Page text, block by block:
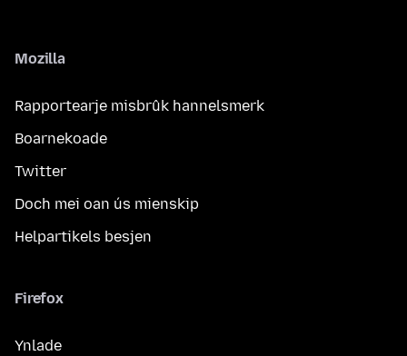
Mozilla
Rapportearje misbrûk hannelsmerk
Boarnekoade
Twitter
Doch mei oan ús mienskip
Helpartikels besjen
Firefox
Ynlade